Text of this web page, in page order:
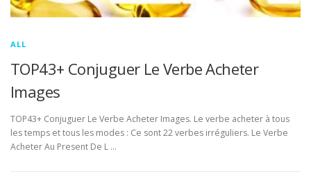
ALL
TOP43+ Conjuguer Le Verbe Acheter
Images
TOP43+ Conjuguer Le Verbe Acheter Images. Le verbe acheter à tous
les temps et tous les modes : Ce sont 22 verbes irréguliers. Le Verbe
Acheter Au Present De L …